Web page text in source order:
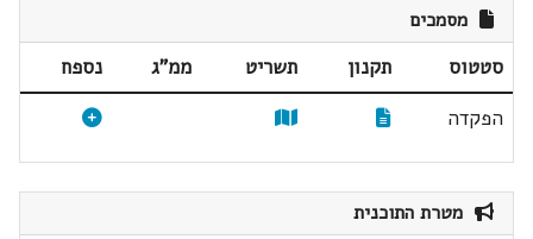
מסמכים
סטטוס תקנון תשריט ממ"ג
נספח
הפקדה
מטרת התוכנית